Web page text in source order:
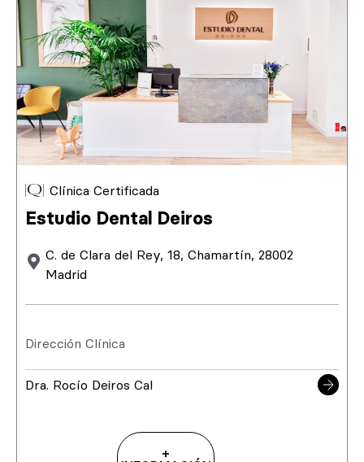
Clínica Certificada
Estudio Dental Deiros
C. de Clara del Rey, 18, Chamartín, 28002
Madrid
Dirección Clínica
Dra. Rocío Deiros Cal
+